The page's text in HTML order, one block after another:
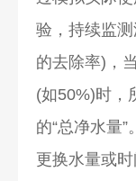
验，持续监
的去除率)，
(如50%)时，
的“总净水量
更换水量或时